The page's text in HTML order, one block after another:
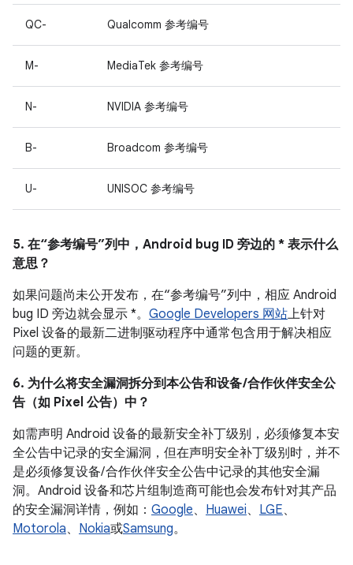
QC- Qualcomm 参考编号
M- MediaTek 参考编号
N- NVIDIA 参考编号
B- Broadcom 参考编号
U- UNISOC 参考编号
5. 在“参考编号”列中，Android bug ID 旁边的 * 表示什么
意思？
如果问题尚未公开发布，在“参考编号”列中，相应 Android
bug ID 旁边就会显示 *。 Google Developers 网站上针对
Pixel 设备的最新二进制驱动程序中通常包含用于解决相应
问题的更新。
6. 为什么将安全漏洞拆分到本公告和设备 /合作伙伴安全公
告（如 Pixel 公告）中？
如需声明 Android 设备的最新安全补丁级别，必须修复本安
全公告中记录的安全漏洞，但在声明安全补丁级别时，并不
是必须修复设备/ 合作伙伴安全公告中记录的其他安全漏
洞。Android 设备和芯片组制造商可能也会发布针对其产品
的安全漏洞详情，例如： Google、 Huawei、 LGE、
Motorola、 Nokia或Samsung。